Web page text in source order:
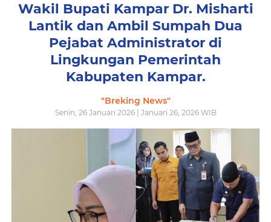
Wakil Bupati Kampar Dr. Misharti
Lantik dan Ambil Sumpah Dua
Pejabat Administrator di
Lingkungan Pemerintah
Kabupaten Kampar.
"Breking News"
Senin, 26 Januari 2026 | Januari 26, 2026 WIB